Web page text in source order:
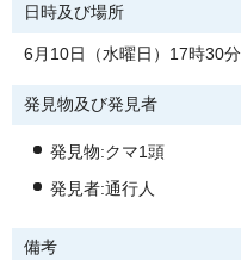
日時及び場所
6月10日（水曜日）17時30
発見物及び発見者
発見物:クマ1頭
発見者:通行人
備考